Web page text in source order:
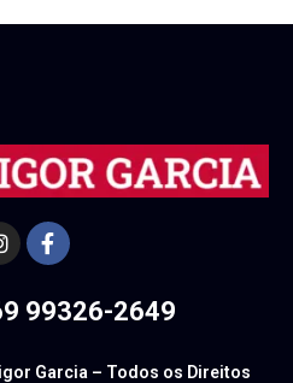
99326-2649
Garcia – Todos os Direitos